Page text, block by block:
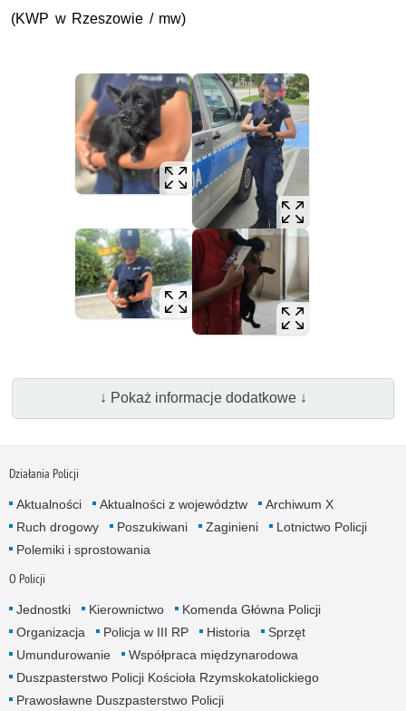
(KWP w Rzeszowie / mw)
↓ Pokaż informacje dodatkowe ↓
Działania Policji
Aktualności Aktualności z województw
Archiwum X
Ruch drogowy
Poszukiwani Zaginieni
Lotnictwo Policji
Polemiki i sprostowania
O Policji
Jednostki Kierownictwo
Komenda Główna Policji
Organizacja
Policja w III RP Historia
Sprzęt
Umundurowanie
Współpraca międzynarodowa
Duszpasterstwo Policji Kościoła Rzymskokatolickiego
Prawosławne Duszpasterstwo Policji